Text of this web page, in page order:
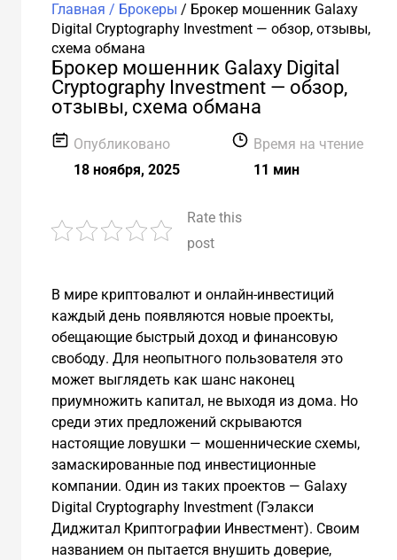
Главная / Брокеры / Брокер мошенник Galaxy
Digital Cryptography Investment — обзор, отзывы,
схема обмана
Брокер мошенник Galaxy Digital
Cryptography Investment — обзор,
отзывы, схема обмана
Опубликовано
18 ноября, 2025
Время на чтение
11 мин
Rate this
post
В мире криптовалют и онлайн-инвестиций
каждый день появляются новые проекты,
обещающие быстрый доход и финансовую
свободу. Для неопытного пользователя это
может выглядеть как шанс наконец
приумножить капитал, не выходя из дома. Но
среди этих предложений скрываются
настоящие ловушки — мошеннические схемы,
замаскированные под инвестиционные
компании. Один из таких проектов — Galaxy
Digital Cryptography Investment (Гэлакси
Диджитал Криптографии Инвестмент). Своим
названием он пытается внушить доверие,